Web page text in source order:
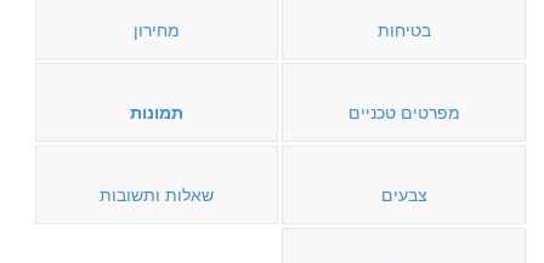
בטיחות מחירון
מפרטים טכניים תמונות
צבעים שאלות ותשובות